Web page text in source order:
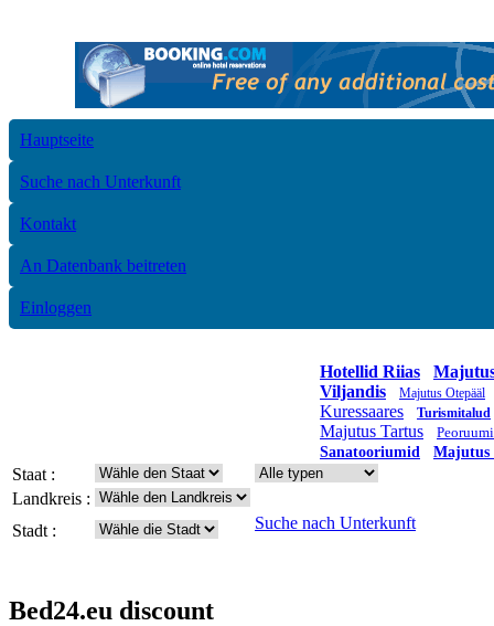
Hauptseite
Suche nach Unterkunft
Kontakt
An Datenbank beitreten
Einloggen
Hotellid Riias
Viljandis
Majutus Otepääl
Kuressaares Turismitalud
Majutus Tartus
Sanatooriumid
Majutus
Staat :
Landkreis :
Stadt :
Suche nach Unterkunft
Bed24.eu discount